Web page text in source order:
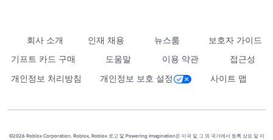
회사 소개 인재 채용 뉴스룸
보호자 가이드
기프트 카드 구매
도움말 이용 약관
접근성
개인정보 처리방침
개인정보 보호 설정 사이트 맵
©2026 Roblox Corporation. Roblox, Roblox 로고 및 Powering Imagination은 미국 및 그 외 국가에서 등록 상표 및 미